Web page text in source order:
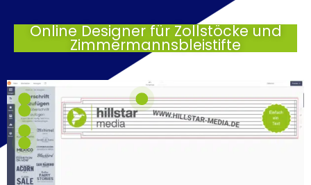
Online Designer für Zollstöcke und
Zimmermannsbleistifte